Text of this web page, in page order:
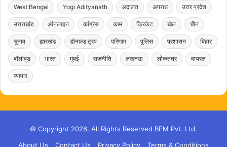
West Bengal Yogi Adityanath अदालत अपराध उत्तर प्रदेश
उत्तराखंड ऑनलाइन कांग्रेस काम क्रिकेट खेल चीन
चुनाव झारखंड डोनाल्ड ट्रंप परिणाम पुलिस प्रशासन बिहार
बॉलीवुड भारत मुंबई राजनीति लखनऊ लोकतंत्र वायरल
व्यापार
© Copyright 2026, All Rights Reserved BFM Pvt. Ltd.
About Us
Contact Us Privacy Policy Terms & Conditions